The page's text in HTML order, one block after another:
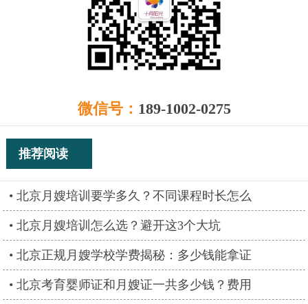
微信号： 189-1002-0275
推荐阅读
北京月嫂培训要学多久？不同课程时长怎么
北京月嫂培训怎么选？避开这3个大坑
北京正规月嫂学校学费揭秘：多少钱能拿证
北京考育婴师证和月嫂证一共多少钱？费用